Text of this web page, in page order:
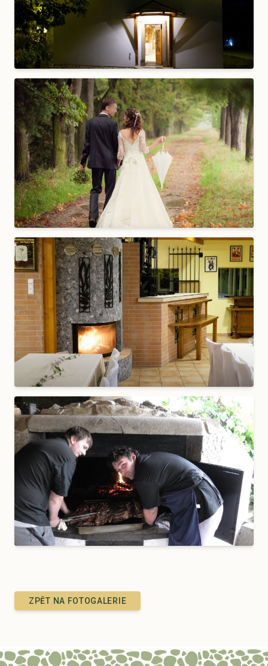
ZPĚT NA FOTOGALERIE